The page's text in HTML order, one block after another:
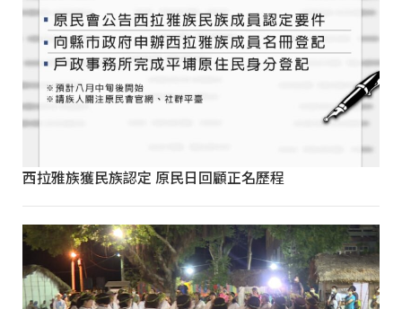
西拉雅族獲民族認定 原民日回顧正名歷程